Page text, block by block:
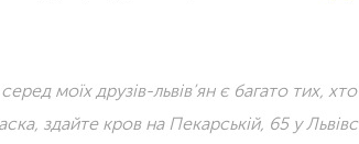
моїх друзів-львів’ян є багато тих,
здайте кров на Пекарській, 65 у